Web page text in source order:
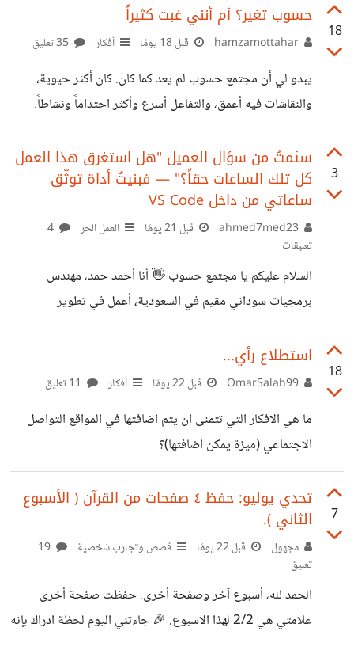
يدرس بالرسم والشرح نفسه منذ أكثر من ثلاثين عاما. في
المقابل، سنغافورة تراجع منهج الرياضيات كل ست سنوات، وآخر
الابتدائي. النتيجة أن سنغافورة احتلت المركز الأول عالميا في
اختبار TIMSS 2023 للرياضيات والعلوم. الطالب المصري
يدرس في 2026 معرفة أنتجت في الثمانينات، والطالب
السنغافوري يدرس معرفة
18
حسوب تغير؟ أم أنني غبت كثيراً
قبل 18 يومًا أفكار
يبدو لي أن مجتمع حسوب لم يعد كما كان. كان أكثر حيوية،
والنقاشات فيه أعمق، والتفاعل أسرع وأكثر احتداماً ونشاطاً.
الآن، يبدو أكثر هدوءًا وبرودًا، حتى المواضيع الجيدة اختفت وان
جاءت جيدة فتمر دون اهتمام يُذكر. لا أعلم إن كان السبب تغيّر
طبيعة المجتمع، أم انتقال الأعضاء النشطين إلى منصات أخرى. ام
أنه كما هو فقط أنا من يقول ذلك! اتمنى أن يظل حسوب مكانًا له
قيمة، وأتمنى أن يستعيد ذلك النشاط الذي يميّزه.
3
سئمتُ من سؤال العميل "هل استغرق هذا العمل
كل تلك الساعات حقاً؟" — فبنيتُ أداة توثّق
ساعاتي من داخل VS Code
قبل 21 يومًا العمل الحر
4
تعليقات
السلام عليكم يا مجتمع حسوب 👋 أنا أحمد حمد، مهندس
برمجيات سوداني مقيم في السعودية، أعمل في تطوير
البرمجيات منذ أكثر من عشر سنوات، بين Laravel وReact
Native. في كل مشروع مستقل عملتُ عليه، مررتُ باللحظة
المحرجة ذاتها: أرسل الفاتورة، فيأتيني الرد: "هل استغرق هذا
جداول إكسل تُنسى، ومؤقتات يدوية أغفل عن تشغيلها، وأدوات
تتبع أجنبية تمنحني إحصائيات جميلة لكنها لا تتحول إلى فاتورة
أقدمها للعميل. فقررتُ أن أحل
18
استطلاع رأي...
قبل 22 يومًا أفكار
ما هي الافكار التي تتمنى ان يتم اضافتها في المواقع التواصل
الاجتماعي (ميزة يمكن اضافتها)؟
7
تحدي يوليو: حفظ ٤ صفحات من القرآن ( الأسبوع
الثاني ).
مجهول قبل 22 يومًا قصص وتجارب شخصية
19
تعليق
الحمد لله، أسبوع آخر وصفحة أخرى. حفظت صفحة أخرى
علامتي هي 2/2 لهذا الاسبوع. 🎉 جاءتني اليوم لحظة ادراك بإنه
لم يبق لي سوى ٣-٤ صفحات واحفظ سورة البقرة كااااااملة 👑